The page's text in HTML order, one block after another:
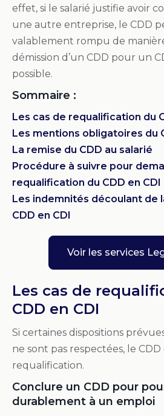
effet, si le salarié justifie avoir
une autre entreprise, le CDD
valablement rompu de
démission d’un CDD pour un
possible.
Sommaire :
Les cas de requalification du
Les mentions obligatoires du
La remise du CDD au salarié
Procédure à suivre pour
requalification du CDD en CDI
Les indemnités découlant de
CDD en CDI
Voir les services
Les cas de
CDD en CDI
Si certaines dispositions
ne sont pas respectées, le
requalification.
Conclure un CDD pour
durablement à un emploi